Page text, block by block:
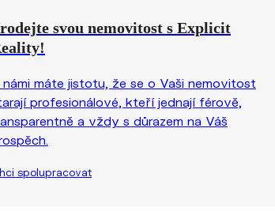
svou nemovitost s Explicit
námi máte jistotu, že se o Vaši nemovitost
profesionálové, kteří jednají férově,
a vždy s důrazem na Váš
spolupracovat